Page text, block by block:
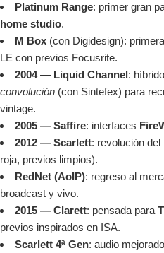
Platinum Range: primer gran
home studio.
M Box (con Digidesign): primera
LE con previos Focusrite.
2004 — Liquid Channel:
convolución (con Sintefex) para
vintage.
2005 — Saffire: interfaces
2012 — Scarlett: revolución del
roja, previos limpios).
RedNet (AoIP): regreso al
broadcast y vivo.
2015 — Clarett: pensada para
previos inspirados en ISA.
Scarlett 4ª Gen: audio